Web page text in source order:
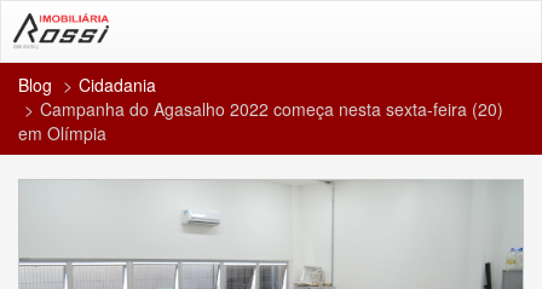
Blog
Cidadania
Campanha do Agasalho 2022 começa nesta sexta-feira (20)
em Olímpia